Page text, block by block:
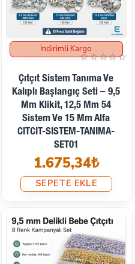
İndirimli Kargo
Çıtçıt Sistem Tanıma Ve
Kalıplı Başlangıç Seti – 9,5
Mm Klikit, 12,5 Mm 54
Sistem Ve 15 Mm Alfa
CITCIT-SISTEM-TANIMA-
SET01
1.675,34₺
SEPETE EKLE